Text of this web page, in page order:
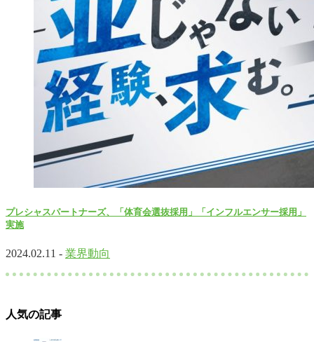
プレシャスパートナーズ、「体育会選抜採用」「インフルエンサー採用」
実施
2024.02.11 - 業界動向
人気の記事